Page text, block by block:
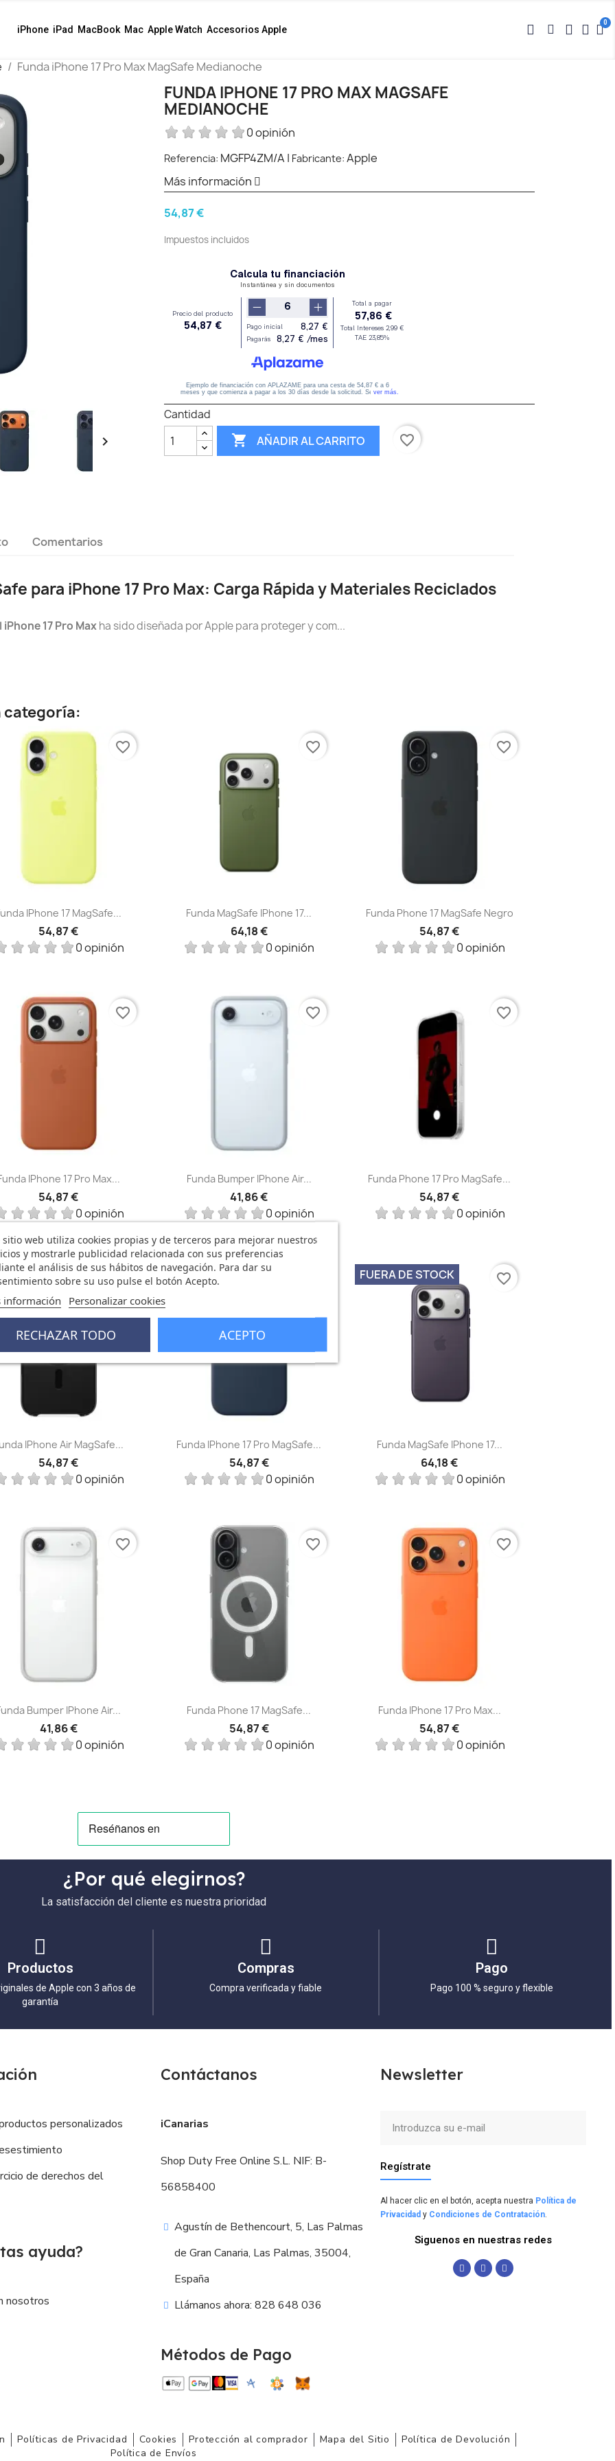
iPhone iPad MacBook Mac Apple Watch Accesorios Apple
Funda iPhone 17 Pro Max MagSafe Medianoche

FUNDA IPHONE 17 PRO MAX MAGSAFE
MEDIANOCHE
0 opinión
Referencia: MGFP4ZM/A | Fabricante: Apple
Más información
54,87 €
Impuestos incluidos
Cantidad
 AÑADIR AL CARRITO favorite_border
Comentarios
para iPhone 17 Pro Max: Carga Rápida y Materiales Reciclados
17 Pro Maxha sido diseñada por Apple para proteger y com...
categoría:
Vista rápida
IPhone 17 MagSafe...
54,87 €
0 opinión
favorite_border
Vista rápida
Funda MagSafe IPhone 17...
64,18 €
0 opinión
favorite_border
Vista rápida
Funda Phone 17 MagSafe Negro
54,87 €
0 opinión
favorite_border
Vista rápida
IPhone 17 Pro Max...
54,87 €
0 opinión
favorite_border
Vista rápida
Funda Bumper IPhone Air...
41,86 €
0 opinión
favorite_border
Vista rápida
Funda Phone 17 Pro MagSafe...
54,87 €
0 opinión
favorite_border
Vista rápida
IPhone Air MagSafe...
54,87 €
0 opinión
favorite_border
Vista rápida
Funda IPhone 17 Pro MagSafe...
54,87 €
0 opinión
Vista rápida
Funda MagSafe IPhone 17...
64,18 €
0 opinión
FUERA DE STOCK favorite_border
Vista rápida
Bumper IPhone Air...
41,86 €
0 opinión
favorite_border
Vista rápida
Funda Phone 17 MagSafe...
54,87 €
0 opinión
favorite_border
Vista rápida
Funda IPhone 17 Pro Max...
54,87 €
0 opinión
favorite_border
¿Por qué elegirnos?
La satisfacción del cliente es nuestra prioridad
Productos
de Apple con 3 años de
garantía
Compras
Compra verificada y fiable
Pago
Pago 100 % seguro y flexible
sitio web utiliza cookies propias y de terceros para mejorar nuestros
y mostrarle publicidad relacionada con sus preferencias
el análisis de sus hábitos de navegación. Para dar su
sobre su uso pulse el botón Acepto.
información Personalizar cookies
RECHAZAR TODO ACEPTO
personalizados
de derechos del
ayuda?
nosotros
Contáctanos
iCanarias
Shop Duty Free Online S.L. NIF: B-
56858400
Agustín de Bethencourt, 5, Las Palmas
de Gran Canaria, Las Palmas, 35004,
España
Llámanos ahora: 828 648 036
Métodos de Pago
Newsletter
Regístrate
Al hacer clic en el botón, acepta nuestra Política de
Privacidad y Condiciones de Contratación.
Siguenos en nuestras redes
Políticas de Privacidad Cookies Protección al comprador Mapa del Sitio
Política de Devolución
Política de Envíos